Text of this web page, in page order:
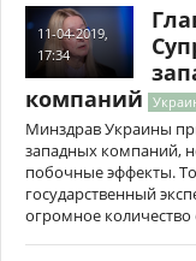
11-04-2019,
17:34
компаний
Минздрав Украины
западных компаний,
побочные эффекты.
государственный
огромное